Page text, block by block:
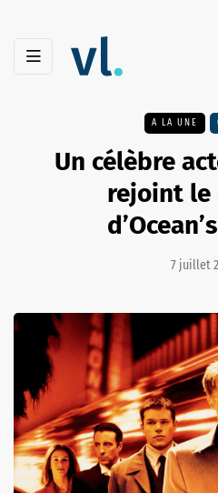
A LA UNE
Un célèbre
rejoint le
7 juillet